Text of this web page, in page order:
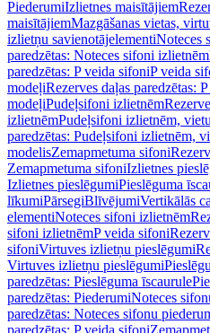
PiederumiIzlietnes maisītājiem
maisītājiemMazgāšanas vietas,
izlietņu savienotājelementiNoteces
paredzētas: Noteces sifoni izlietnēm
paredzētas: P veida sifoniP veida
modeļiRezerves daļas paredzētas:
modeļiPudeļsifoni izlietnēm
izlietnēmPudeļsifoni izlietnēm,
paredzētas: Pudeļsifoni izlietnēm,
modelisZemapmetuma sifoni
Zemapmetuma sifoniIzlietnes
Izlietnes pieslēgumiPieslēguma
līkumiPārsegiBlīvējumiVertikālās
elementiNoteces sifoni izlietnēm
sifoni izlietnēmP veida sifoni
sifoniVirtuves izlietņu pieslēgumi
Virtuves izlietņu pieslēgumi
paredzētas: Pieslēguma īscaurule
paredzētas: PiederumiNoteces
paredzētas: Noteces sifonu
paredzētas: P veida sifoni